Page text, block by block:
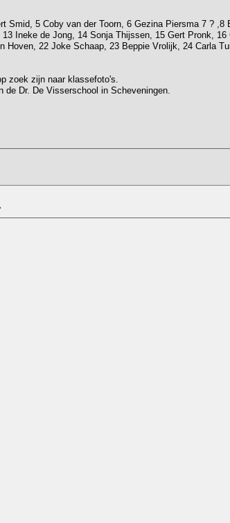
Smid, 5 Coby van der Toorn, 6 Gezina Piersma 7 ? ,8
Ineke de Jong, 14 Sonja Thijssen, 15 Gert Pronk,
Hoven, 22 Joke Schaap, 23 Beppie Vrolijk, 24 Carla
zoek zijn naar klassefoto's.
Dr. De Visserschool in Scheveningen.